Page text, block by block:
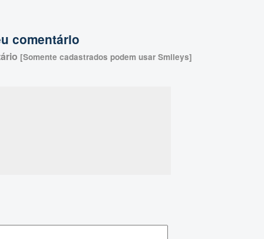
comentário
[Somente cadastrados podem usar Smileys]